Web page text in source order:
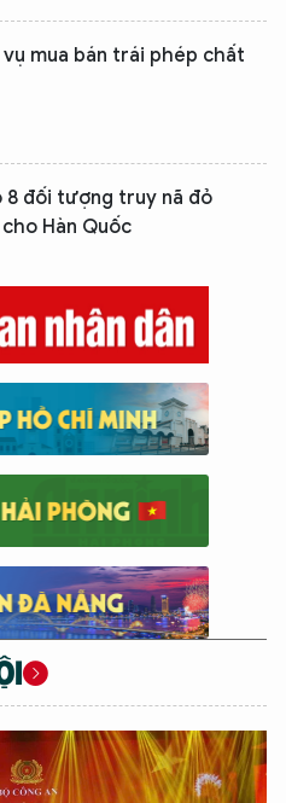
mua bán trái phép chất
8 đối tượng truy nã đỏ
Hàn Quốc